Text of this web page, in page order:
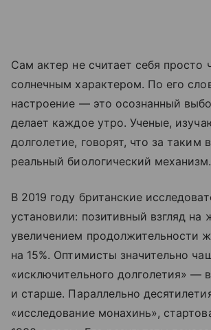
Сам актер не считает себя просто
солнечным характером. По его
настроение — это осознанный
делает каждое утро. Ученые,
долголетие, говорят, что за таким
реальный биологический механизм.
В 2019 году британские
установили: позитивный взгляд на
увеличением продолжительности
на 15%. Оптимисты значительно
«исключительного долголетия» —
и старше. Параллельно
«исследование монахинь»,